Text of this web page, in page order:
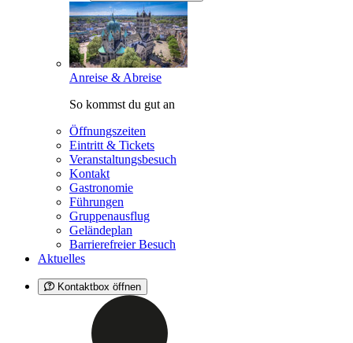
Anreise & Abreise
So kommst du gut an
Öffnungszeiten
Eintritt & Tickets
Veranstaltungsbesuch
Kontakt
Gastronomie
Führungen
Gruppenausflug
Geländeplan
Barrierefreier Besuch
Aktuelles
Kontaktbox öffnen